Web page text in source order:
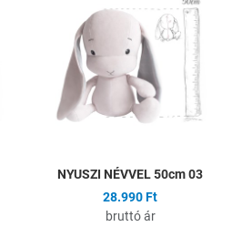
Összehasonlítás
Gyors nézet
NYUSZI NÉVVEL 50cm 03
28.990 Ft
bruttó ár